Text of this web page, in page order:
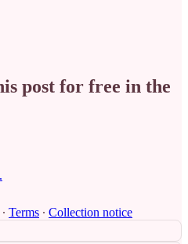
post for free in the
∙ Terms ∙ Collection notice